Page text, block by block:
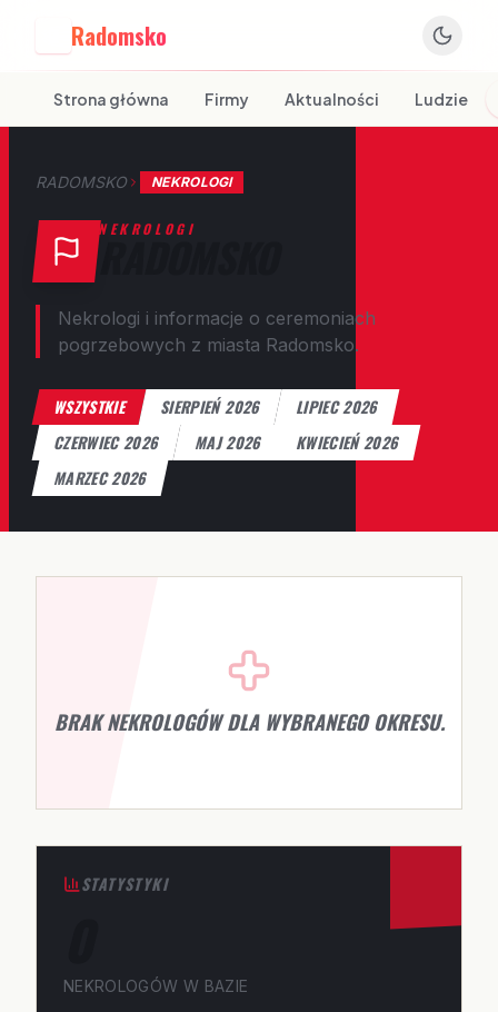
Radomsko
Strona główna Firmy Aktualności Ludzie
RADOMSKO NEKROLOGI
NEKROLOGI
RADOMSKO
Nekrologi i informacje o ceremoniach
pogrzebowych z miasta Radomsko.
WSZYSTKIE SIERPIEŃ 2026
LIPIEC 2026
CZERWIEC 2026
MAJ 2026
KWIECIEŃ 2026
MARZEC 2026
BRAK NEKROLOGÓW DLA WYBRANEGO OKRESU.
STATYSTYKI
NEKROLOGÓW W BAZIE